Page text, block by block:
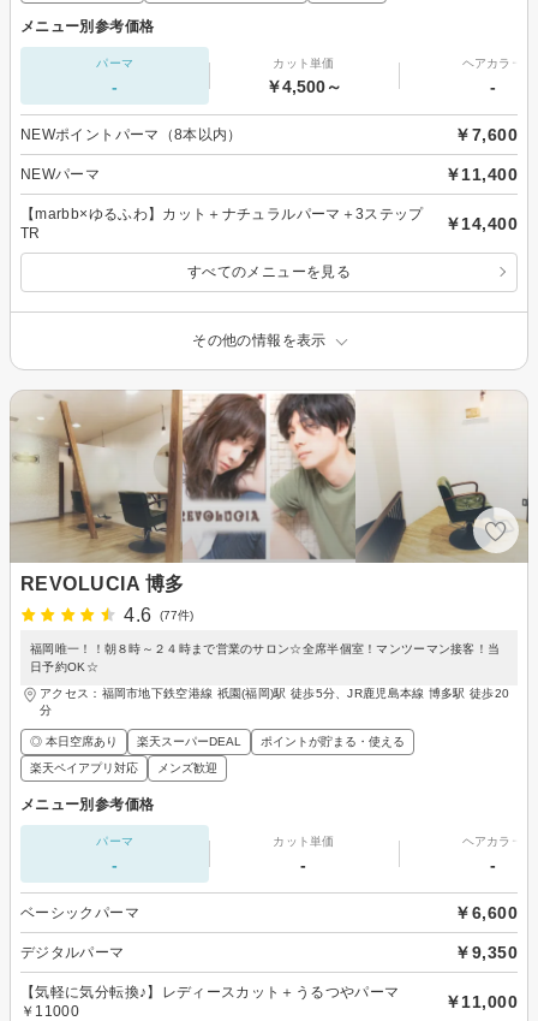
メニュー別参考価格
パーマ
-
カット単価
￥4,500～
ヘアカラー
-
NEWポイントパーマ（8本以内） ￥7,600
NEWパーマ ￥11,400
【marbb×ゆるふわ】カット＋ナチュラルパーマ＋3ステップ
TR
￥14,400
すべてのメニューを見る
その他の情報を表示
REVOLUCIA 博多
4.6
(77件)
福岡唯一！！朝８時～２４時まで営業のサロン☆全席半個室！マンツーマン接客！当
日予約OK☆
アクセス：福岡市地下鉄空港線 祇園(福岡)駅 徒歩5分、JR鹿児島本線 博多駅 徒歩20
分
◎ 本日空席あり 楽天スーパーDEAL
ポイントが貯まる・使える
楽天ペイアプリ対応
メンズ歓迎
メニュー別参考価格
パーマ
-
カット単価
-
ヘアカラー
-
ベーシックパーマ ￥6,600
デジタルパーマ ￥9,350
【気軽に気分転換♪】レディースカット＋うるつやパーマ
￥11000
￥11,000